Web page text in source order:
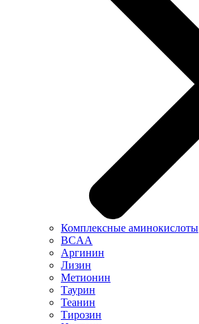
Комплексные аминокислоты
BCAA
Аргинин
Лизин
Метионин
Таурин
Теанин
Тирозин